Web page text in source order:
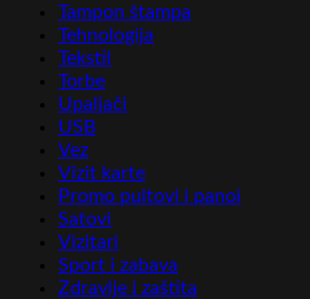
Tampon štampa
Tehnologija
Tekstil
Torbe
Upaljači
USB
Vez
Vizit karte
Promo pultovi i panoi
Satovi
Vizitari
Sport i zabava
Zdravlje i zaštita